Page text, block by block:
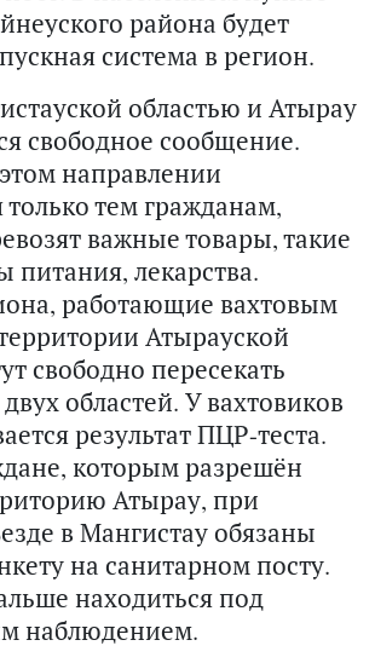
района будет
система в регион.
областью и Атырау
свободное сообщение.
направлении
только тем гражданам,
важные товары, такие
питания, лекарства.
работающие вахтовым
Атырауской
свободно пересекать
областей. У вахтовиков
результат ПЦР-теста.
которым разрешён
Атырау, при
в Мангистау обязаны
на санитарном посту.
находиться под
наблюдением.